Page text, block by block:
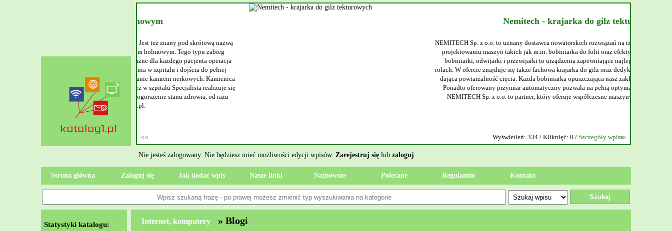
rozbijanie kamieni nerkowych. Kamienica
też w szpitalu Specjalista realizuje się
na pogorszenie stanu zdrowia, od razu
Nemitech - krajarka do gilz tekturowych
NEMITECH Sp. z o.o. to uznany dostawca nowatorskich rozwiązań na rzecz przemysłu. Specjalizujemy się w
projektowaniu maszyn takich jak m.in. bobiniarka do folii oraz efektywna bobiniarka do papieru. Nasze
bobiniarki, odwijarki i przewijarki to urządzenia zapewniające najlepszą jakość obróbki materiałów w
rolach. W ofercie znajduje się także fachowa krajarka do gilz oraz dedykowana krajarka do gilz tekturowych,
dająca powtarzalność cięcia. Każda bobiniarka opuszczająca nasz zakład jest synonimem niezawodności.
Ponadto oferowany przymiar automatyczny pozwala na pełną optymalizację procesów produkcyjnych.
NEMITECH Sp. z o.o. to partner, który oferuje współczesne maszyny dopasowane do potrzeb rynku.
Szczegóły wpisu
Nie jesteś zalogowany. Nie będziesz mieć możliwości edycji wpisów. Zarejestruj się lub zaloguj.
Strona główna Zaloguj się Jak dodać wpis Nasze linki Najnowsze Polecane Regulamin Kontakt
Szukaj
Statystyki katalogu: Internet, komputery » Blogi